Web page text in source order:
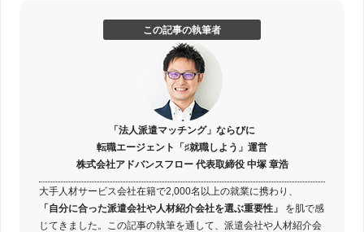
この記事の執筆者
「法人派遣マッチング」ならびに
転職エージェント「♯就職しよう」運営
株式会社アドバンスフロー 代表取締役 中塚 章浩
大手人材サービス会社在籍で2,000名以上の就業に携わり、
「自分に合った派遣会社や人材紹介会社を選ぶ重要性」
を肌で感
じてきました。この記事の執筆を通して、派遣会社や人材紹介会